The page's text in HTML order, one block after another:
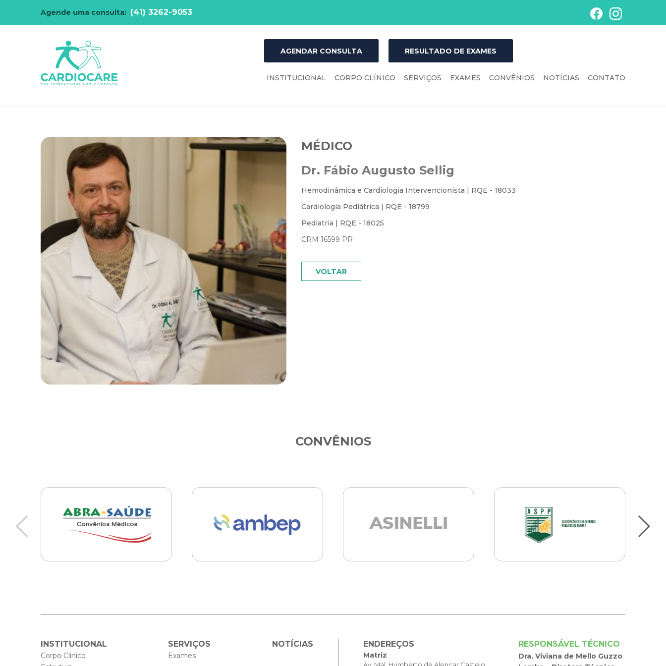
Agende uma consulta: (41) 3262-9053
AGENDAR CONSULTA RESULTADO DE EXAMES
INSTITUCIONAL CORPO CLÍNICO SERVIÇOS EXAMES CONVÊNIOS NOTÍCIAS CONTATO
MÉDICO
Dr. Fábio Augusto Sellig
Hemodinâmica e Cardiologia Intervencionista | RQE - 18033
Cardiologia Pediátrica | RQE - 18799
Pediatria | RQE - 18025
CRM 16599 PR
VOLTAR
CONVÊNIOS
INSTITUCIONAL
Corpo Clínico
SERVIÇOS
Exames
NOTÍCIAS ENDEREÇOS
Matriz
RESPONSÁVEL TÉCNICO
Dra. Viviana de Mello Guzzo